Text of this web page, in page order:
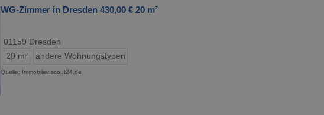
WG-Zimmer in Dresden 430,00 € 20 m²
01159 Dresden
20 m²
andere Wohnungstypen
Quelle: Immobilienscout24.de